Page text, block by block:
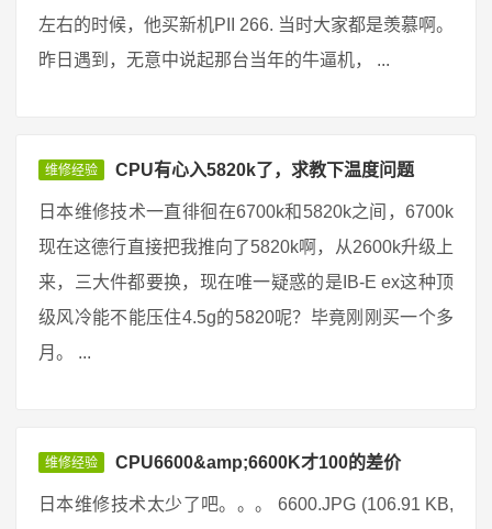
左右的时候，他买新机PII 266. 当时大家都是羡慕啊。
昨日遇到，无意中说起那台当年的牛逼机， ...
维修经验 CPU有心入5820k了，求教下温度问题
日本维修技术一直徘徊在6700k和5820k之间，6700k
现在这德行直接把我推向了5820k啊，从2600k升级上
来，三大件都要换，现在唯一疑惑的是IB-E ex这种顶
级风冷能不能压住4.5g的5820呢？毕竟刚刚买一个多
月。 ...
维修经验 CPU6600&amp;6600K才100的差价
日本维修技术太少了吧。。。 6600.JPG (106.91 KB,